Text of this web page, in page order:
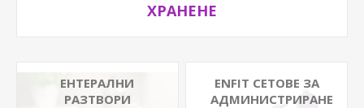
ХРАНЕНЕ
ЕНТЕРАЛНИ
РАЗТВОРИ
ENFIT СЕТОВЕ ЗА
АДМИНИСТРИРАНЕ